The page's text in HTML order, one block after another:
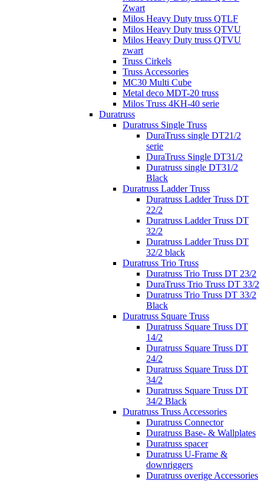
Zwart
Milos Heavy Duty truss QTLF
Milos Heavy Duty truss QTVU
Milos Heavy Duty truss QTVU
zwart
Truss Cirkels
Truss Accessories
MC30 Multi Cube
Metal deco MDT-20 truss
Milos Truss 4KH-40 serie
Duratruss
Duratruss Single Truss
DuraTruss single DT21/2
serie
DuraTruss Single DT31/2
Duratruss single DT31/2
Black
Duratruss Ladder Truss
Duratruss Ladder Truss DT
22/2
Duratruss Ladder Truss DT
32/2
Duratruss Ladder Truss DT
32/2 black
Duratruss Trio Truss
Duratruss Trio Truss DT 23/2
DuraTruss Trio Truss DT 33/2
Duratruss Trio Truss DT 33/2
Black
Duratruss Square Truss
Duratruss Square Truss DT
14/2
Duratruss Square Truss DT
24/2
Duratruss Square Truss DT
34/2
Duratruss Square Truss DT
34/2 Black
Duratruss Truss Accessories
Duratruss Connector
Duratruss Base- & Wallplates
Duratruss spacer
Duratruss U-Frame &
downriggers
Duratruss overige Accessories